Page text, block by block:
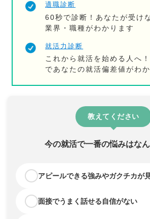
適職診断
60秒で診断！あなたが受け
業界・職種がわかります
就活力診断
これから就活を始める人へ
であなたの就活偏差値がわか